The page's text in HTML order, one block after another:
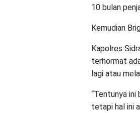
10 bulan
Kemudian
Kapolres
terhormat
lagi atau
“Tentunya
tetapi hal ini